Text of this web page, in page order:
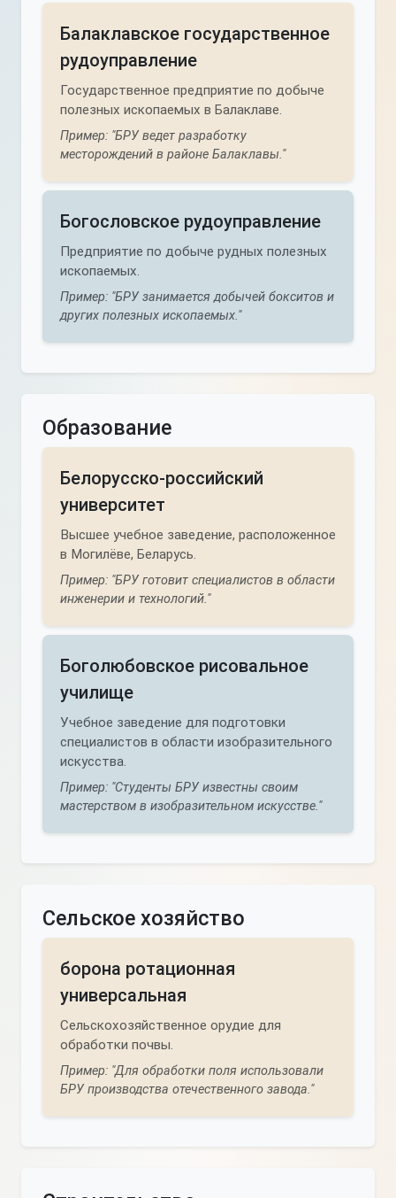
Балаклавское государственное
рудоуправление
Государственное предприятие по добыче
полезных ископаемых в Балаклаве.
Пример: "БРУ ведет разработку
месторождений в районе Балаклавы."
Богословское рудоуправление
Предприятие по добыче рудных полезных
ископаемых.
Пример: "БРУ занимается добычей бокситов и
других полезных ископаемых."
Образование
Белорусско-российский
университет
Высшее учебное заведение, расположенное
в Могилёве, Беларусь.
Пример: "БРУ готовит специалистов в области
инженерии и технологий."
Боголюбовское рисовальное
училище
Учебное заведение для подготовки
специалистов в области изобразительного
искусства.
Пример: "Студенты БРУ известны своим
мастерством в изобразительном искусстве."
Сельское хозяйство
борона ротационная
универсальная
Сельскохозяйственное орудие для
обработки почвы.
Пример: "Для обработки поля использовали
БРУ производства отечественного завода."